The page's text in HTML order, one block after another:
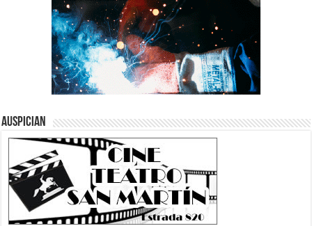
Auspician